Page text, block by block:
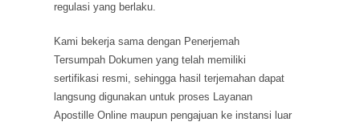
regulasi yang berlaku.
Kami bekerja sama dengan Penerjemah
Tersumpah Dokumen yang telah memiliki
sertifikasi resmi, sehingga hasil terjemahan dapat
langsung digunakan untuk proses Layanan
Apostille Online maupun pengajuan ke instansi luar